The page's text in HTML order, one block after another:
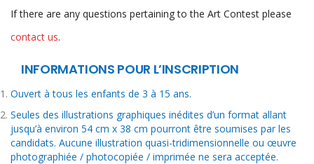
If there are any questions pertaining to the Art Contest please
contact us.
INFORMATIONS POUR L’INSCRIPTION
Ouvert à tous les enfants de 3 à 15 ans.
Seules des illustrations graphiques inédites d’un format allant
jusqu’à environ 54 cm x 38 cm pourront être soumises par les
candidats. Aucune illustration quasi-tridimensionnelle ou œuvre
photographiée / photocopiée / imprimée ne sera acceptée.